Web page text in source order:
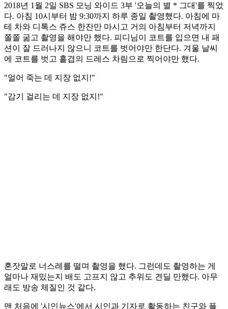
2018년 1월 2일 SBS 모닝 와이드 3부 '오늘의 별 * 그대'를 찍었
다. 아침 10시부터 밤 9:30까지 하루 종일 촬영했다. 아침에 마
테 차와 디톡스 쥬스 한잔만 마시고 거의 아침부터 저녁까지
쫄쫄 굶고 촬영을 해야만 했다. 피디님이 코트를 입으면 내 패
션이 잘 드러나지 않으니 코트를 벗어야만 한단다. 겨울 날씨
에 코트를 벗고 홑겹의 드레스 차림으로 찍어야만 했다.
"얼어 죽는 데 지장 없지!"
"감기 걸리는 데 지장 없지!"
혼잣말로 너스레를 떨며 촬영을 했다. 그런데도 촬영하는 게
얼마나 재밌는지 배도 고프지 않고 추위도 견딜 만했다. 아무
래도 방송 체질인 것 같다.
맨 처음에 '시인뉴스'에서 시인과 기자로 활동하는 친구와 플